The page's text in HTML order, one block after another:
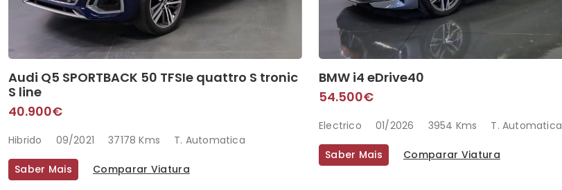
Audi Q5 SPORTBACK 50 TFSIe quattro S tronic
S line
40.900€
Hibrido 09/2021 37178 Kms T. Automatica
Saber Mais Comparar Viatura
BMW i4 eDrive40
54.500€
Electrico 01/2026 3954 Kms T. Automatica
Saber Mais Comparar Viatura